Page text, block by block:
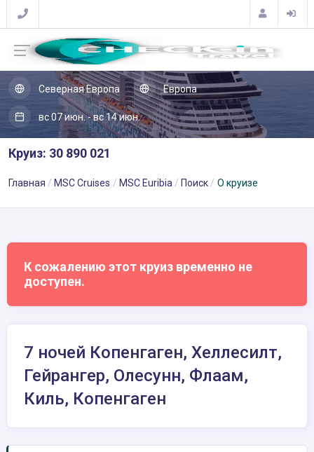
Северная Европа Европа
вс 07 июн. - вс 14 июн.
Круиз: 30 890 021
Главная MSC Cruises MSC Euribia Поиск О круизе
К сожалению этот круиз временно не
доступен.
7 ночей Копенгаген, Хеллесилт,
Гейрангер, Олесунн, Флаам,
Киль, Копенгаген